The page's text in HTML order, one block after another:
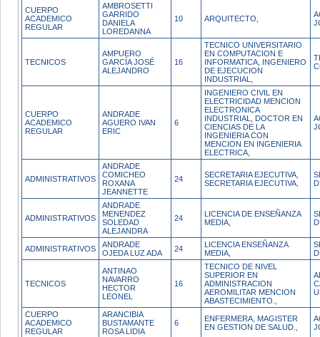
CUERPO
ACADEMICO
REGULAR
AMBROSETTI
GARRIDO
DANIELA
LOREDANNA
10 ARQUITECTO,
TECNICOS
AMPUERO
GARCÍA JOSÉ
ALEJANDRO
16
TECNICO UNIVERSITARIO
EN COMPUTACION E
INFORMATICA, INGENIERO
DE EJECUCION
INDUSTRIAL,
CUERPO
ACADEMICO
REGULAR
ANDRADE
AGUERO IVAN
ERIC
6
INGENIERO CIVIL EN
ELECTRICIDAD MENCION
ELECTRONICA
INDUSTRIAL, DOCTOR EN
CIENCIAS DE LA
INGENIERIA CON
MENCION EN INGENIERIA
ELECTRICA,
ADMINISTRATIVOS
ANDRADE
COMICHEO
ROXANA
JEANNETTE
24
SECRETARIA EJECUTIVA,
SECRETARIA EJECUTIVA,
ADMINISTRATIVOS
ANDRADE
MENENDEZ
SOLEDAD
ALEJANDRA
24
LICENCIA DE ENSEÑANZA
MEDIA,
ADMINISTRATIVOS
ANDRADE
OJEDA LUZ ADA
24
LICENCIA ENSEÑANZA
MEDIA,
TECNICOS
ANTINAO
NAVARRO
HECTOR
LEONEL
16
TECNICO DE NIVEL
SUPERIOR EN
ADMINISTRACION
AEROMILITAR MENCION
ABASTECIMIENTO.,
CUERPO
ACADEMICO
REGULAR
ARANCIBIA
BUSTAMANTE
ROSA LIDIA
6
ENFERMERA, MAGISTER
EN GESTION DE SALUD.,